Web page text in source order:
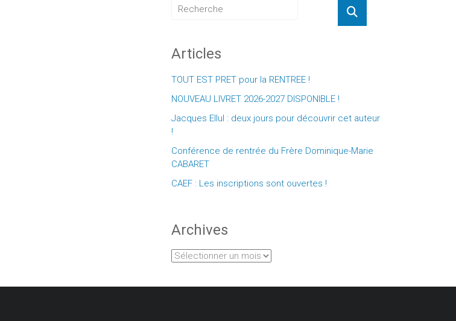
Articles
TOUT EST PRET pour la RENTREE !
NOUVEAU LIVRET 2026-2027 DISPONIBLE !
Jacques Ellul : deux jours pour découvrir cet auteur
!
Conférence de rentrée du Frère Dominique-Marie
CABARET
CAEF : Les inscriptions sont ouvertes !
Archives
Archives